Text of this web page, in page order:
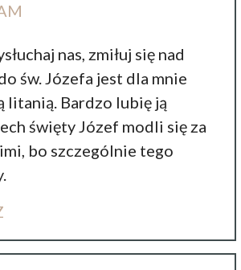
nas, zmiłuj się nad
św. Józefa jest dla mnie
litanią. Bardzo lubię ją
święty Józef modli się za
bo szczególnie tego